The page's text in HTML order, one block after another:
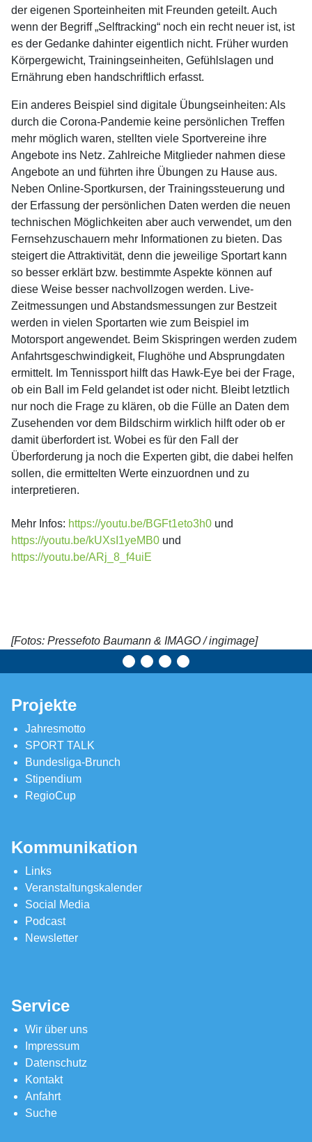
der eigenen Sporteinheiten mit Freunden geteilt. Auch
wenn der Begriff „Selftracking“ noch ein recht neuer ist, ist
es der Gedanke dahinter eigentlich nicht. Früher wurden
Körpergewicht, Trainingseinheiten, Gefühlslagen und
Ernährung eben handschriftlich erfasst.
Ein anderes Beispiel sind digitale Übungseinheiten: Als
durch die Corona-Pandemie keine persönlichen Treffen
mehr möglich waren, stellten viele Sportvereine ihre
Angebote ins Netz. Zahlreiche Mitglieder nahmen diese
Angebote an und führten ihre Übungen zu Hause aus.
Neben Online-Sportkursen, der Trainingssteuerung und
der Erfassung der persönlichen Daten werden die neuen
technischen Möglichkeiten aber auch verwendet, um den
Fernsehzuschauern mehr Informationen zu bieten. Das
steigert die Attraktivität, denn die jeweilige Sportart kann
so besser erklärt bzw. bestimmte Aspekte können auf
diese Weise besser nachvollzogen werden. Live-
Zeitmessungen und Abstandsmessungen zur Bestzeit
werden in vielen Sportarten wie zum Beispiel im
Motorsport angewendet. Beim Skispringen werden zudem
Anfahrtsgeschwindigkeit, Flughöhe und Absprungdaten
ermittelt. Im Tennissport hilft das Hawk-Eye bei der Frage,
ob ein Ball im Feld gelandet ist oder nicht. Bleibt letztlich
nur noch die Frage zu klären, ob die Fülle an Daten dem
Zusehenden vor dem Bildschirm wirklich hilft oder ob er
damit überfordert ist. Wobei es für den Fall der
Überforderung ja noch die Experten gibt, die dabei helfen
sollen, die ermittelten Werte einzuordnen und zu
interpretieren.
Mehr Infos: https://youtu.be/BGFt1eto3h0 und
https://youtu.be/kUXsI1yeMB0 und
https://youtu.be/ARj_8_f4uiE
[Fotos: Pressefoto Baumann & IMAGO / ingimage]
Projekte
Jahresmotto
SPORT TALK
Bundesliga-Brunch
Stipendium
RegioCup
Kommunikation
Links
Veranstaltungskalender
Social Media
Podcast
Newsletter
Service
Wir über uns
Impressum
Datenschutz
Kontakt
Anfahrt
Suche